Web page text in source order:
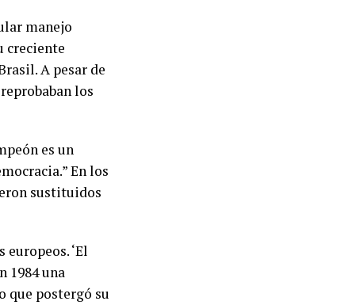
manejo
creciente
A pesar de
los
es un
En los
sustituidos
‘El
1984 una
que postergó su